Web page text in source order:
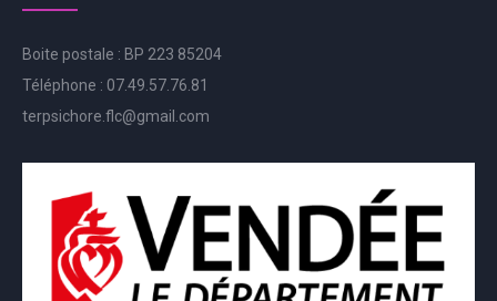
Boite postale : BP 223 85204
Téléphone : 07.49.57.76.81
terpsichore.flc@gmail.com